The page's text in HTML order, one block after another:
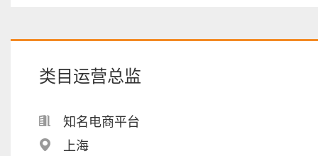
类目运营总监
知名电商平台
上海